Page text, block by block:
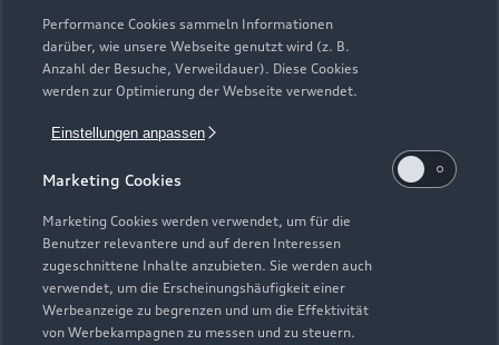
Performance Cookies sammeln Informationen
darüber, wie unsere Webseite genutzt wird (z. B.
Anzahl der Besuche, Verweildauer). Diese Cookies
werden zur Optimierung der Webseite verwendet.
Einstellungen anpassen
Marketing Cookies
Marketing Cookies werden verwendet, um für die
Benutzer relevantere und auf deren Interessen
zugeschnittene Inhalte anzubieten. Sie werden auch
verwendet, um die Erscheinungshäufigkeit einer
Werbeanzeige zu begrenzen und um die Effektivität
von Werbekampagnen zu messen und zu steuern.
Elektromodelle
Plug-in-Hybride
Neuwagensuche
Gebrauchtwagensuche
Geschäftskunden
Service & Zubehör
Saisonale Angebote
Audi Services
Garantie
Audi digital services
myAudi
Support
Audi Code
Häufige Fragen (FAQ)
Audi Online Beratung
Über Audi
Unternehmen
Karriere
Investor Relations
© 2026 AUDI AG. Alle Rechte vorbehalten